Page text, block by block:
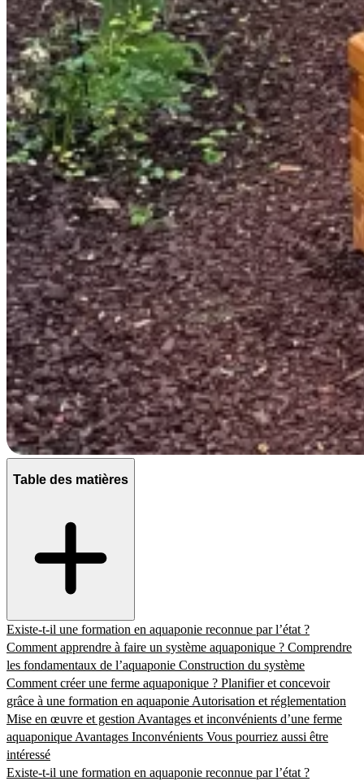
Table des matières
Existe-t-il une formation en aquaponie reconnue par l’état ?
Comment apprendre à faire un système aquaponique ? Comprendre
les fondamentaux de l’aquaponie Construction du système
Comment créer une ferme aquaponique ? Planifier et concevoir
grâce à une formation en aquaponie Autorisation et réglementation
Mise en œuvre et gestion Avantages et inconvénients d’une ferme
aquaponique Avantages Inconvénients Vous pourriez aussi être
intéressé
Existe-t-il une formation en aquaponie reconnue par l’état ?